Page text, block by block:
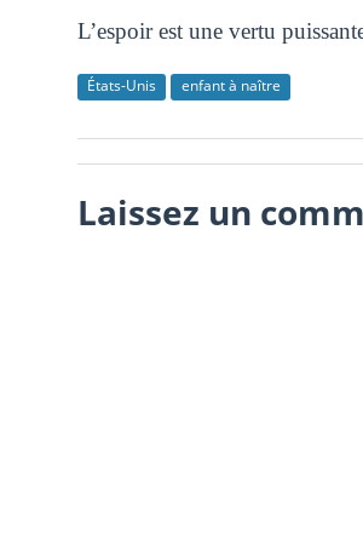
L’espoir est une vertu
États-Unis enfant à naître
Laissez un